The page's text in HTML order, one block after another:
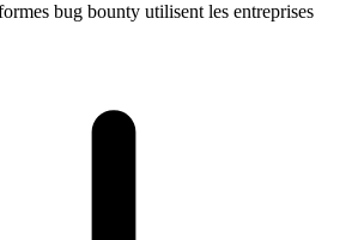
bug bounty utilisent les entreprises